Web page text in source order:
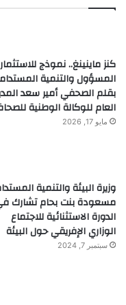
كنز ماينينغ.. نموذج للاستثمار
المسؤول والتنمية
بقلم الصحفي أمير سعد
العام للوكالة الوطنية
مايو 17, 2026
وزيرة البيئة والتنمية
مسعودة بنت بحام تشارك
الدورة الاستثنائية للاجتماع
الوزاري الإفريقي حول البيئة
سبتمبر 7, 2024